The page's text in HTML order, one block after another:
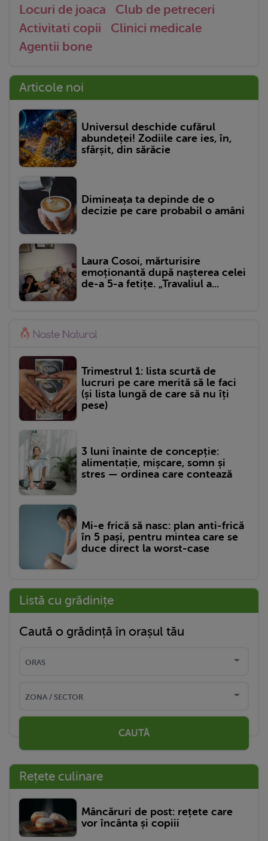
Locuri de joaca
Club de petreceri
Activitati copii
Clinici medicale
Agentii bone
Articole noi
Universul deschide cufărul
abundeței! Zodiile care ies, în,
sfârșit, din sărăcie
Dimineața ta depinde de o
decizie pe care probabil o amâni
Laura Cosoi, mărturisire
emoționantă după nașterea celei
de-a 5-a fetițe. „Travaliul a...
Trimestrul 1: lista scurtă de
lucruri pe care merită să le faci
(și lista lungă de care să nu îți
pese)
3 luni înainte de concepție:
alimentație, mișcare, somn și
stres — ordinea care contează
Mi-e frică să nasc: plan anti-frică
în 5 pași, pentru mintea care se
duce direct la worst-case
Listă cu grădinițe
Caută o grădință în orașul tău
CAUTĂ
Rețete culinare
Mâncăruri de post: rețete care
vor încânta și copiii